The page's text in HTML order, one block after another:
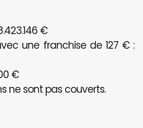
€
une franchise de 127 € :
€
ne sont pas couverts.